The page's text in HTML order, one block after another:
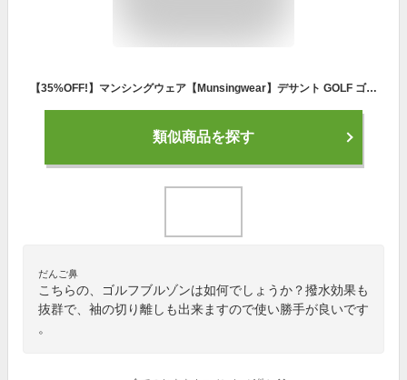
【35%OFF!】マンシングウェア【Munsingwear】デサント GOLF ゴルフブルゾン 袖ディタッチャブル はっ水 ストレッチ ブルゾン 袖着脱可能 長袖・半袖アウター MGMRJK01X 2021SS (メンズ/2WAY/ゴルフウェア/ウィンドブレーカー/父の日ギフト/男性用プレゼント)
類似商品を探す
だんご鼻
こちらの、ゴルフブルゾンは如何でしょうか？撥水効果も
抜群で、袖の切り離しも出来ますので使い勝手が良いです
。